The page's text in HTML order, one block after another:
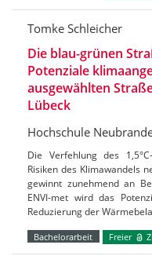
Tomke Schleicher
Die blau-grünen
Potenziale
ausgewählten
Lübeck
Hochschule
Die Verfehlung des
Risiken des Klimawandels
gewinnt zunehmend an
ENVI-met wird das
Reduzierung der
Bachelorarbeit Freier